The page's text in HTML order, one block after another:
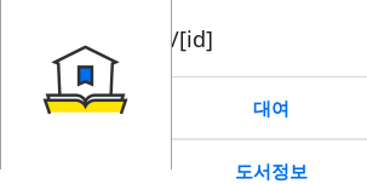
book/rent/[id]
대여
도서정보